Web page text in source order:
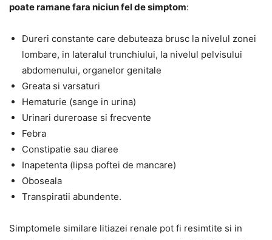
poate ramane fara niciun fel de simptom:
Dureri constante care debuteaza brusc la nivelul zonei
lombare, in lateralul trunchiului, la nivelul pelvisului
abdomenului, organelor genitale
Greata si varsaturi
Hematurie (sange in urina)
Urinari dureroase si frecvente
Febra
Constipatie sau diaree
Inapetenta (lipsa poftei de mancare)
Oboseala
Transpiratii abundente.
Simptomele similare litiazei renale pot fi resimtite si in